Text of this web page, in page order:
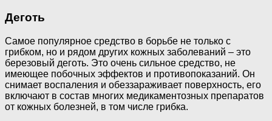
Деготь
Самое популярное средство в борьбе не только с
грибком, но и рядом других кожных заболеваний – это
березовый деготь. Это очень сильное средство, не
имеющее побочных эффектов и противопоказаний. Он
снимает воспаления и обеззараживает поверхность, его
включают в состав многих медикаментозных препаратов
от кожных болезней, в том числе грибка.